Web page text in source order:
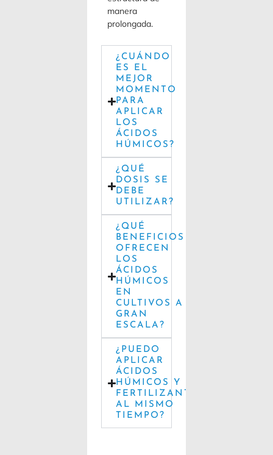
manera
prolongada.
¿CUÁNDO
ES EL
MEJOR
MOMENTO
PARA
APLICAR
LOS
ÁCIDOS
HÚMICOS?
¿QUÉ
DOSIS SE
DEBE
UTILIZAR?
¿QUÉ
BENEFICIOS
OFRECEN
LOS
ÁCIDOS
HÚMICOS
EN
CULTIVOS A
GRAN
ESCALA?
¿PUEDO
APLICAR
ÁCIDOS
HÚMICOS Y
FERTILIZANTES
AL MISMO
TIEMPO?